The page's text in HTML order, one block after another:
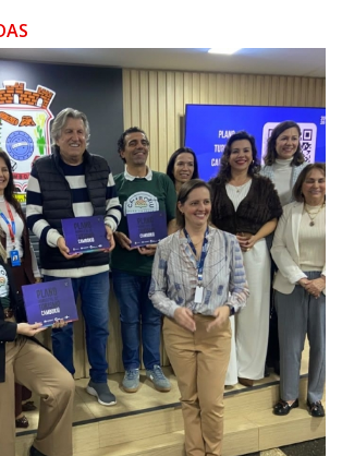
da Praça do Pescador à comunidade na
08)